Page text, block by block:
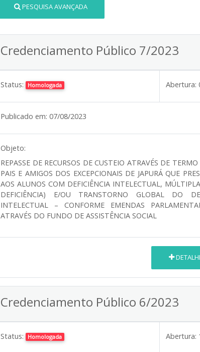
PESQUISA AVANÇADA
Credenciamento Público 7/2023
Status: Homologada Abertura:
Publicado em: 07/08/2023
Objeto:
REPASSE DE RECURSOS DE CUSTEIO ATRAVÉS DE
PAIS E AMIGOS DOS EXCEPCIONAIS DE JAPURÁ QUE
AOS ALUNOS COM DEFICIÊNCIA INTELECTUAL,
DEFICIÊNCIA) E/OU TRANSTORNO GLOBAL DO
INTELECTUAL – CONFORME EMENDAS
ATRAVÉS DO FUNDO DE ASSISTÊNCIA SOCIAL
Credenciamento Público 6/2023
Status: Homologada Abertura: